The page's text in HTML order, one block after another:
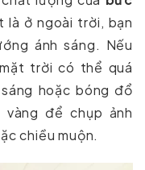
là ở ngoài trời, bạn
ánh sáng. Nếu
trời có thể quá
hoặc bóng đổ
vàng để chụp ảnh
chiều muộn.